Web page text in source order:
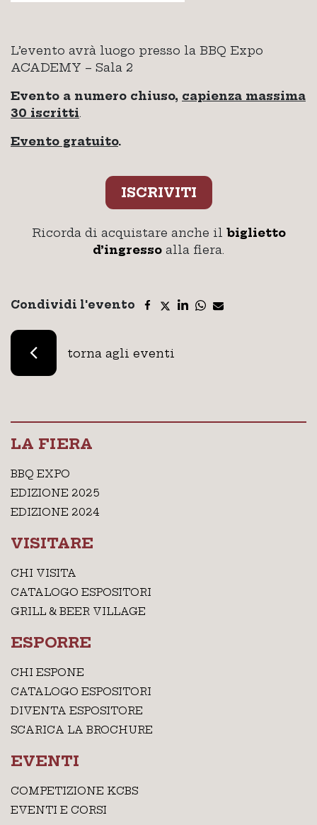
L’evento avrà luogo presso la BBQ Expo
ACADEMY – Sala 2
Evento a numero chiuso, capienza massima
30 iscritti.
Evento gratuito.
ISCRIVITI
Ricorda di acquistare anche il biglietto
d’ingresso alla fiera.
Condividi l'evento
torna agli eventi
LA FIERA
BBQ EXPO
EDIZIONE 2025
EDIZIONE 2024
VISITARE
CHI VISITA
CATALOGO ESPOSITORI
GRILL & BEER VILLAGE
ESPORRE
CHI ESPONE
CATALOGO ESPOSITORI
DIVENTA ESPOSITORE
SCARICA LA BROCHURE
EVENTI
COMPETIZIONE KCBS
EVENTI E CORSI